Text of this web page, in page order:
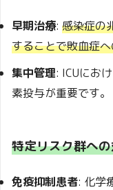
早期治療: 感染症の
することで敗血症
集中管理: ICUにお
素投与が重要です。
特定リスク群へ
免疫抑制患者: 化学